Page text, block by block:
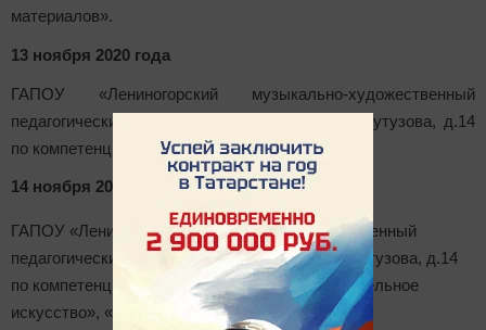
материалов».
13 ноября 2020 года
ГАПОУ «Лениногорский музыкально-художественный
педагогический колледж» г. Лениногорск, ул. Кутузова, д.14
по компетенции «Гончарное дело»
14 ноября 2020 года
ГАПОУ «Лениногорский музыкально-художественный
педагогический колледж» г. Лениногорск, ул. Кутузова, д.14
по компетенции «Гончарное дело», «Изобразительное
искусство», «Художественный дизайн».